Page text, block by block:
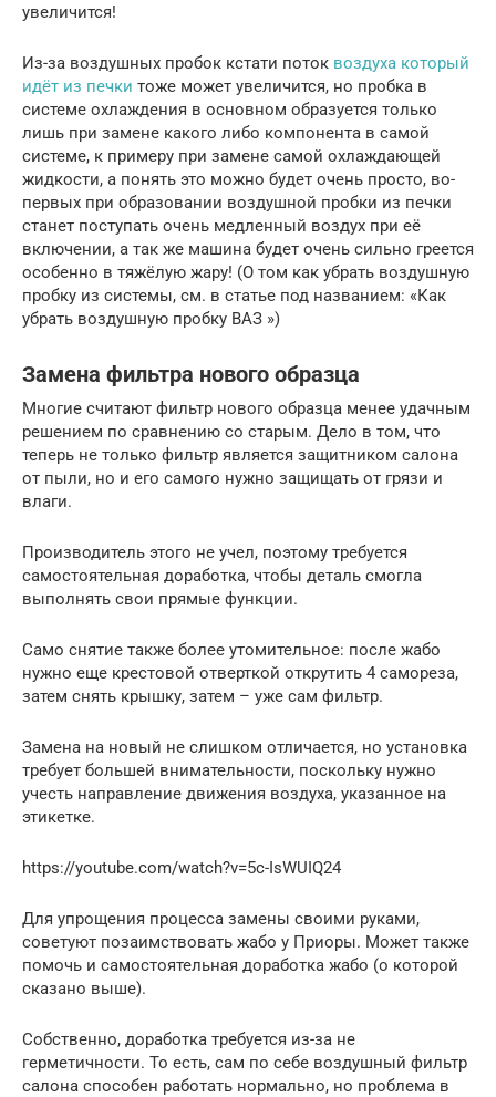
увеличится!
Из-за воздушных пробок кстати поток воздуха который
идёт из печки тоже может увеличится, но пробка в
системе охлаждения в основном образуется только
лишь при замене какого либо компонента в самой
системе, к примеру при замене самой охлаждающей
жидкости, а понять это можно будет очень просто, во-
первых при образовании воздушной пробки из печки
станет поступать очень медленный воздух при её
включении, а так же машина будет очень сильно греется
особенно в тяжёлую жару! (О том как убрать воздушную
пробку из системы, см. в статье под названием: «Как
убрать воздушную пробку ВАЗ »)
Замена фильтра нового образца
Многие считают фильтр нового образца менее удачным
решением по сравнению со старым. Дело в том, что
теперь не только фильтр является защитником салона
от пыли, но и его самого нужно защищать от грязи и
влаги.
Производитель этого не учел, поэтому требуется
самостоятельная доработка, чтобы деталь смогла
выполнять свои прямые функции.
Само снятие также более утомительное: после жабо
нужно еще крестовой отверткой открутить 4 самореза,
затем снять крышку, затем – уже сам фильтр.
Замена на новый не слишком отличается, но установка
требует большей внимательности, поскольку нужно
учесть направление движения воздуха, указанное на
этикетке.
https://youtube.com/watch?v=5c-IsWUIQ24
Для упрощения процесса замены своими руками,
советуют позаимствовать жабо у Приоры. Может также
помочь и самостоятельная доработка жабо (о которой
сказано выше).
Собственно, доработка требуется из-за не
герметичности. То есть, сам по себе воздушный фильтр
салона способен работать нормально, но проблема в